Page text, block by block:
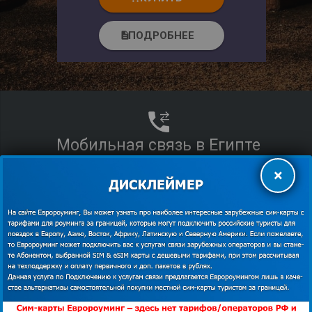
descriptionПОДРОБНЕЕ
Мобильная связь в Египте
×